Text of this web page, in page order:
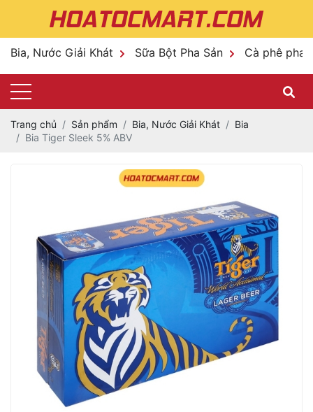
Bia, Nước Giải Khát Sữa Bột Pha Sản Cà phê pha
Trang chủ Sản phẩm Bia, Nước Giải Khát
Bia
Bia Tiger Sleek 5% ABV